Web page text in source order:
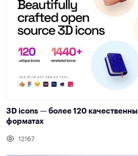
3D icons — более 120
форматах
12167